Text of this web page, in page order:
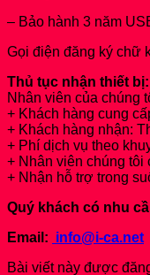
– Bảo hành 3 năm
Gọi điện đăng ký chữ
Thủ tục nhận thiết bị:
Nhân viên của chúng
+ Khách hàng cung
+ Khách hàng nhận:
+ Phí dịch vụ theo
+ Nhân viên chúng
+ Nhận hỗ trợ trong
Quý khách có nhu
Email: info@i-ca.net
Bài viết này được